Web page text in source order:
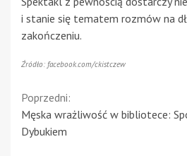
i stanie się tematem rozmów na
zakończeniu.
Źródło: facebook.com/ckistczew
Continue
Reading
Poprzedni:
Męska wrażliwość w bibliotece:
Dybukiem